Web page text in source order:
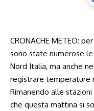
CRONACHE METEO:
sono state numerose
Nord Italia, ma anche
registrare temperature
Rimanendo alle
che questa mattina si